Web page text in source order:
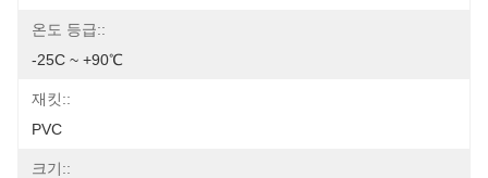
온도 등급::
-25C ~ +90℃
재킷::
PVC
크기::